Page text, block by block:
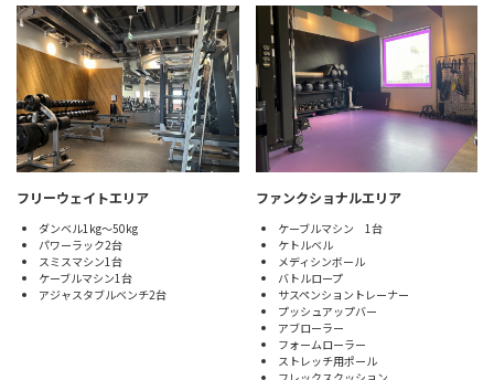
フリーウェイトエリア
ダンベル1kg～50kg
パワーラック2台
スミスマシン1台
ケーブルマシン1台
アジャスタブルベンチ2台
ファンクショナルエリア
ケーブルマシン 1台
ケトルベル
メディシンボール
バトルロープ
サスペンショントレーナー
プッシュアップバー
アブローラー
フォームローラー
ストレッチ用ポール